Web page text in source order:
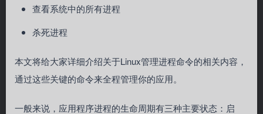
查看系统中的所有进程
杀死进程
本文将给大家详细介绍关于Linux管理进程命令的相关内容，
通过这些关键的命令来全程管理你的应用。
一般来说，应用程序进程的生命周期有三种主要状态：启